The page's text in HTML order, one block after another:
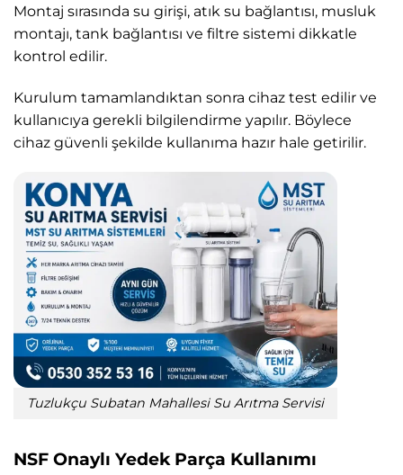
Montaj sırasında su girişi, atık su bağlantısı, musluk
montajı, tank bağlantısı ve filtre sistemi dikkatle
kontrol edilir.
Kurulum tamamlandıktan sonra cihaz test edilir ve
kullanıcıya gerekli bilgilendirme yapılır. Böylece
cihaz güvenli şekilde kullanıma hazır hale getirilir.
Tuzlukçu Subatan Mahallesi Su Arıtma Servisi
NSF Onaylı Yedek Parça Kullanımı